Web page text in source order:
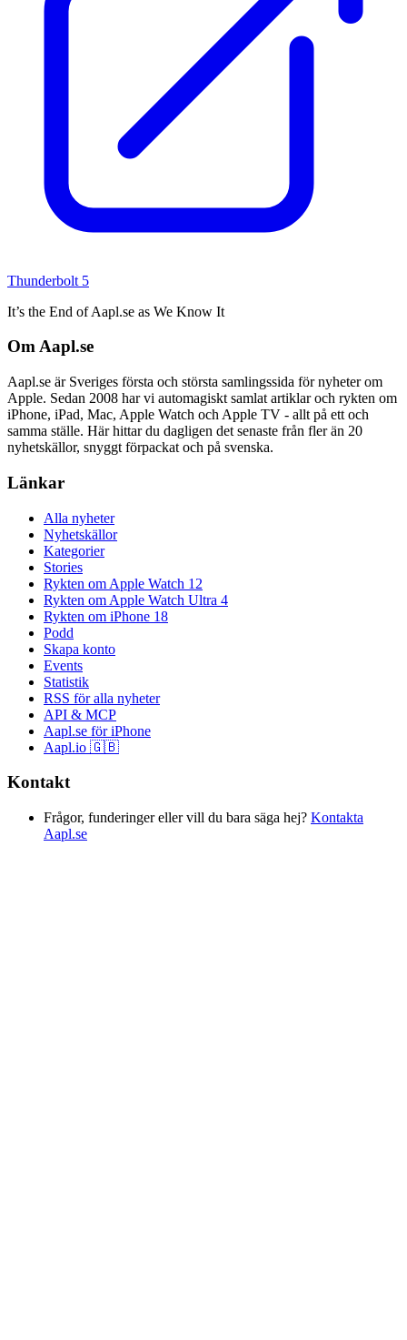
Thunderbolt 5
It’s the End of Aapl.se as We Know It
Om Aapl.se
Aapl.se är Sveriges första och största samlingssida för nyheter om
Apple. Sedan 2008 har vi automagiskt samlat artiklar och rykten om
iPhone, iPad, Mac, Apple Watch och Apple TV - allt på ett och
samma ställe. Här hittar du dagligen det senaste från fler än 20
nyhetskällor, snyggt förpackat och på svenska.
Länkar
Alla nyheter
Nyhetskällor
Kategorier
Stories
Rykten om Apple Watch 12
Rykten om Apple Watch Ultra 4
Rykten om iPhone 18
Podd
Skapa konto
Events
Statistik
RSS för alla nyheter
API & MCP
Aapl.se för iPhone
Aapl.io 🇬🇧
Kontakt
Frågor, funderinger eller vill du bara säga hej? Kontakta
Aapl.se